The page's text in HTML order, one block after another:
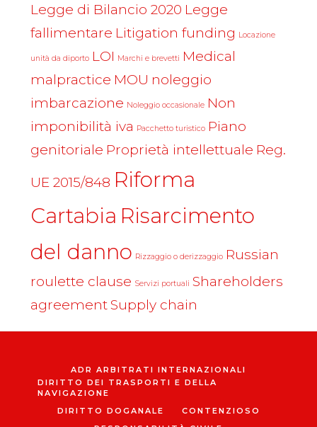
Legge di Bilancio 2020 Legge
fallimentare Litigation funding Locazione
unità da diporto LOI Marchi e brevetti Medical
malpractice MOU noleggio
imbarcazione Noleggio occasionale Non
imponibilità iva Pacchetto turistico Piano
genitoriale Proprietà intellettuale Reg.
UE 2015/848 Riforma
Cartabia Risarcimento
del danno Rizzaggio o derizzaggio Russian
roulette clause Servizi portuali Shareholders
agreementSupply chain
ADR ARBITRATI INTERNAZIONALI
DIRITTO DEI TRASPORTI E DELLA
NAVIGAZIONE
DIRITTO DOGANALE
CONTENZIOSO